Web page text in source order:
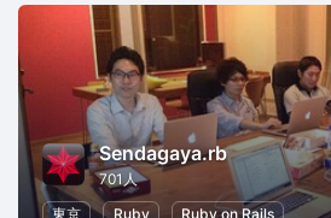
Sendagaya.rb
701人
東京
Ruby Ruby on Rails